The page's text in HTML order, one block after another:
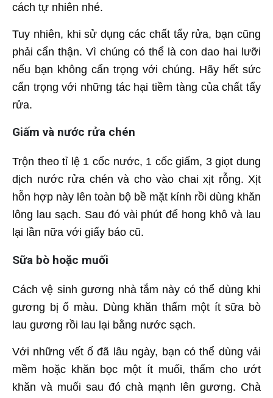
cách tự nhiên nhé.
Tuy nhiên, khi sử dụng các chất tẩy rửa, bạn cũng
phải cẩn thận. Vì chúng có thể là con dao hai lưỡi
nếu bạn không cẩn trọng với chúng. Hãy hết sức
cẩn trọng với những tác hại tiềm tàng của chất tẩy
rửa.
Giấm và nước rửa chén
Trộn theo tỉ lệ 1 cốc nước, 1 cốc giấm, 3 giọt dung
dịch nước rửa chén và cho vào chai xịt rỗng. Xịt
hỗn hợp này lên toàn bộ bề mặt kính rồi dùng khăn
lông lau sạch. Sau đó vài phút để hong khô và lau
lại lần nữa với giấy báo cũ.
Sữa bò hoặc muối
Cách vệ sinh gương nhà tắm này có thể dùng khi
gương bị ố màu. Dùng khăn thấm một ít sữa bò
lau gương rồi lau lại bằng nước sạch.
Với những vết ố đã lâu ngày, bạn có thể dùng vải
mềm hoặc khăn bọc một ít muối, thấm cho ướt
khăn và muối sau đó chà mạnh lên gương. Chà